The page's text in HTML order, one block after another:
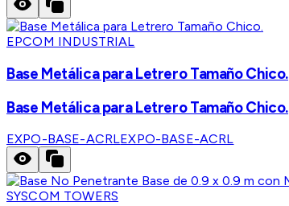
EPCOM INDUSTRIAL
Base Metálica para Letrero Tamaño Chico.
Base Metálica para Letrero Tamaño Chico.
EXPO-BASE-ACRLEXPO-BASE-ACRL
SYSCOM TOWERS